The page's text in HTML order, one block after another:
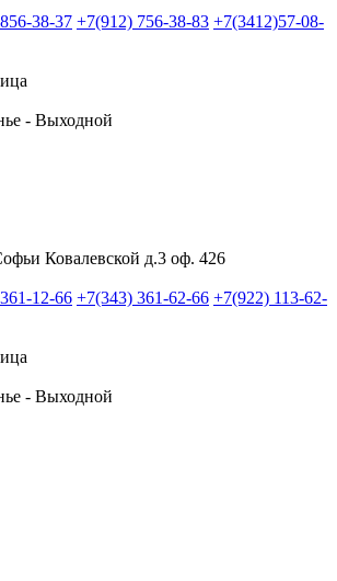
38-37 +7(912) 756-38-83 +7(3412)57-08-
- Выходной
Ковалевской д.3 оф. 426
12-66 +7(343) 361-62-66 +7(922) 113-62-
- Выходной